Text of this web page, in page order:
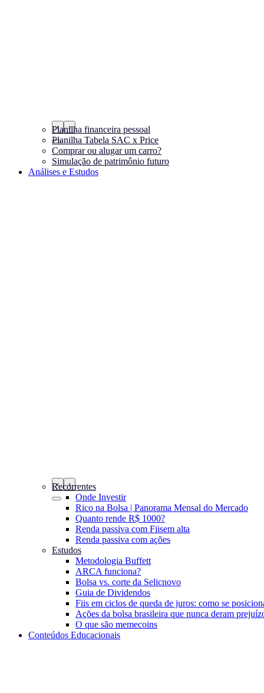
‹ ›
Planilha financeira pessoal
Planilha Tabela SAC x Price
Comprar ou alugar um carro?
Simulação de patrimônio futuro
Análises e Estudos
‹ ›
Recorrentes
Onde Investir
Rico na Bolsa | Panorama Mensal do Mercado
Quanto rende R$ 1000?
Renda passiva com Fiisem alta
Renda passiva com ações
Estudos
Metodologia Buffett
ARCA funciona?
Bolsa vs. corte da Selicnovo
Guia de Dividendos
Fiis em ciclos de queda de juros: como se
Ações da bolsa brasileira que nunca deram
O que são memecoins
Conteúdos Educacionais